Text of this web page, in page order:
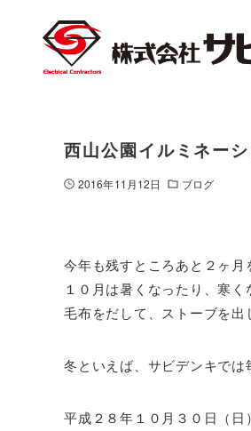
西山公園イルミネー
2016年11月12日 ブログ
今年も残すところあと２ヶ月
１０月は暑くなったり、寒
毛布をだして、ストーブを
冬といえば、サビデンキでは
平成２８年１０月３０日（日